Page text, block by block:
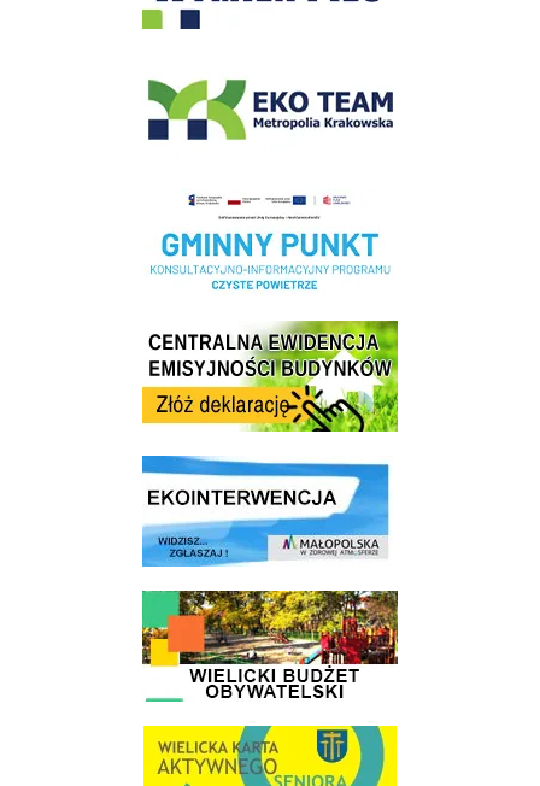
Realizacja Programu Czyste Powietrze w Gminie Wieliczka
Centrala Ewidencja Emisyjności Budynków - złóż deklarację
link do strony ekointerwencja dot.- powietrza
link do strony - Wielicki Budżet Obywatelski
link do strony Wielicka Karta Aktywnego Seniora